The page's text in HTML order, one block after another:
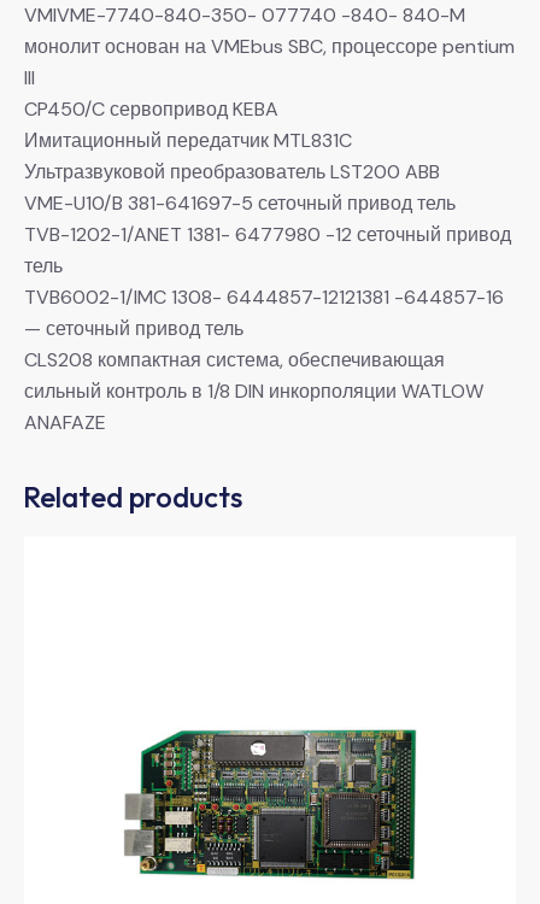
VMIVME-7740-840-350- 077740 -840- 840-M
монолит основан на VMEbus SBC, процессоре pentium
III
CP450/C сервопривод KEBA
Имитационный передатчик MTL831C
Ультразвуковой преобразователь LST200 ABB
VME-U10/B 381-641697-5 сеточный привод тель
TVB-1202-1/ANET 1381- 6477980 -12 сеточный привод
тель
TVB6002-1/IMC 1308- 6444857-12121381 -644857-16
— сеточный привод тель
CLS208 компактная система, обеспечивающая
сильный контроль в 1/8 DIN инкорполяции WATLOW
ANAFAZE
Related products